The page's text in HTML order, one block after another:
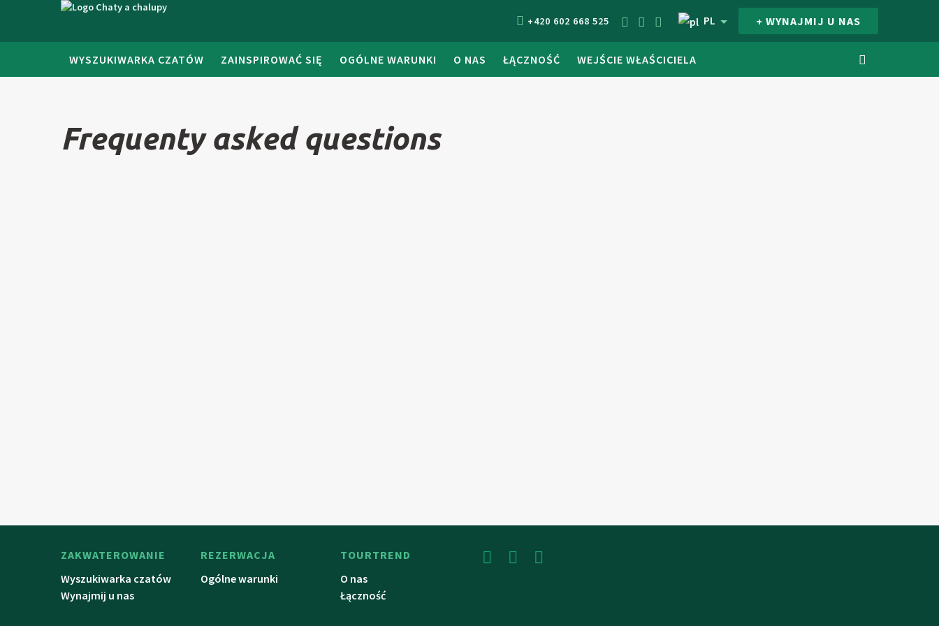
+420 602 668 525 PL + WYNAJMIJ U NAS
WYSZUKIWARKA CZATÓW ZAINSPIROWAĆ SIĘ OGÓLNE WARUNKI O NAS ŁĄCZNOŚĆ WEJŚCIE WŁAŚCICIELA
Frequenty asked questions
ZAKWATEROWANIE
Wyszukiwarka czatów
Wynajmij u nas
REZERWACJA
Ogólne warunki
TOURTREND
O nas
Łączność